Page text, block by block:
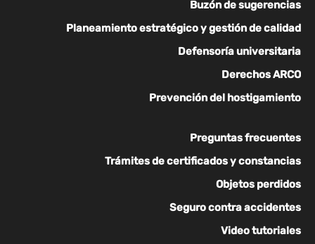
Buzón de sugerencias
Planeamiento estratégico y gestión de calidad
Defensoría universitaria
Derechos ARCO
Prevención del hostigamiento
Preguntas frecuentes
Trámites de certificados y constancias
Objetos perdidos
Seguro contra accidentes
Video tutoriales